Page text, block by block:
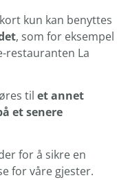
kun kan benyttes
, som for eksempel
restauranten La
til et annet
et senere
for å sikre en
for våre gjester.